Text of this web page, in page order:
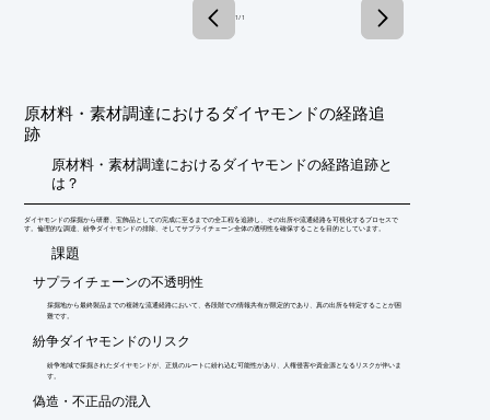
1 / 1
原材料・素材調達におけるダイヤモンドの経路追
跡
原材料・素材調達におけるダイヤモンドの経路追跡と
は？
ダイヤモンドの採掘から研磨、宝飾品としての完成に至るまでの全工程を追跡し、その出所や流通経路を可視化するプロセスで
す。倫理的な調達、紛争ダイヤモンドの排除、そしてサプライチェーン全体の透明性を確保することを目的としています。
​課題
サプライチェーンの不透明性
採掘地から最終製品までの複雑な流通経路において、各段階での情報共有が限定的であり、真の出所を特定することが困
難です。
紛争ダイヤモンドのリスク
紛争地域で採掘されたダイヤモンドが、正規のルートに紛れ込む可能性があり、人権侵害や資金源となるリスクが伴いま
す。
偽造・不正品の混入